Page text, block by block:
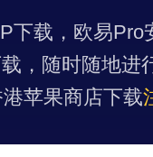
下载，欧易Pro
，随时随地进
苹果商店下载